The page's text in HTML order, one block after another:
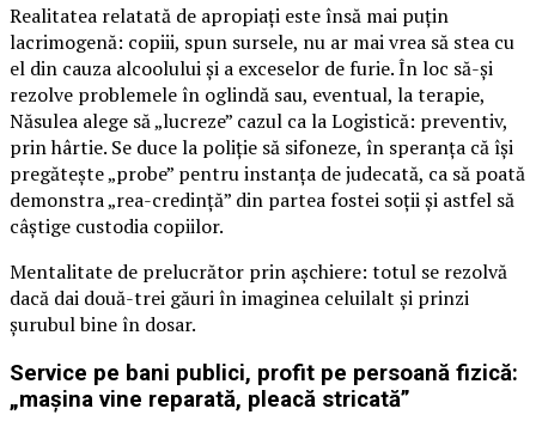
Realitatea relatată de apropiați este însă mai puțin
lacrimogenă: copiii, spun sursele, nu ar mai vrea să stea cu
el din cauza alcoolului și a exceselor de furie. În loc să-și
rezolve problemele în oglindă sau, eventual, la terapie,
Năsulea alege să „lucreze” cazul ca la Logistică: preventiv,
prin hârtie. Se duce la poliție să sifoneze, în speranța că își
pregătește „probe” pentru instanța de judecată, ca să poată
demonstra „rea-credință” din partea fostei soții și astfel să
câștige custodia copiilor.
Mentalitate de prelucrător prin așchiere: totul se rezolvă
dacă dai două-trei găuri în imaginea celuilalt și prinzi
șurubul bine în dosar.
Service pe bani publici, profit pe persoană fizică:
„mașina vine reparată, pleacă stricată”